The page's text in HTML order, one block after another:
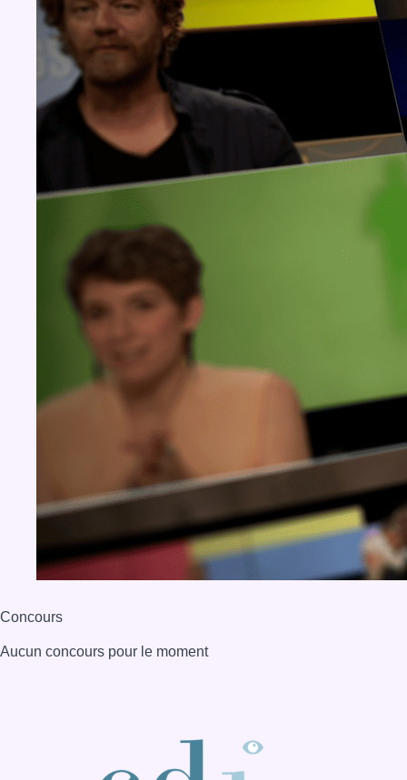
Concours
Aucun concours pour le moment